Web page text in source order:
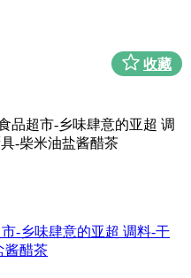
收藏